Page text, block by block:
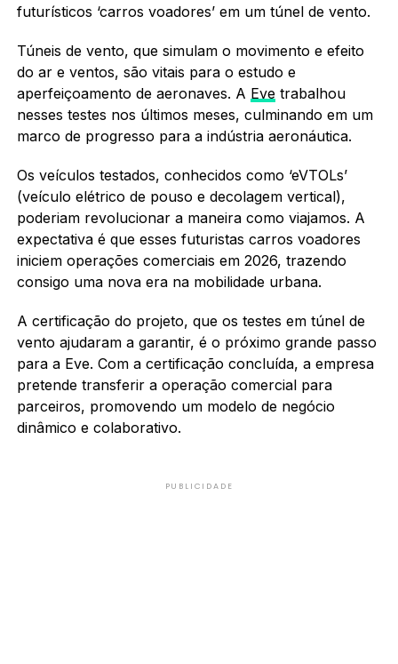
futurísticos ‘carros voadores’ em um túnel de vento.
Túneis de vento, que simulam o movimento e efeito
do ar e ventos, são vitais para o estudo e
aperfeiçoamento de aeronaves. A Evetrabalhou
nesses testes nos últimos meses, culminando em um
marco de progresso para a indústria aeronáutica.
Os veículos testados, conhecidos como ‘eVTOLs’
(veículo elétrico de pouso e decolagem vertical),
poderiam revolucionar a maneira como viajamos. A
expectativa é que esses futuristas carros voadores
iniciem operações comerciais em 2026, trazendo
consigo uma nova era na mobilidade urbana.
A certificação do projeto, que os testes em túnel de
vento ajudaram a garantir, é o próximo grande passo
para a Eve. Com a certificação concluída, a empresa
pretende transferir a operação comercial para
parceiros, promovendo um modelo de negócio
dinâmico e colaborativo.
PUBLICIDADE